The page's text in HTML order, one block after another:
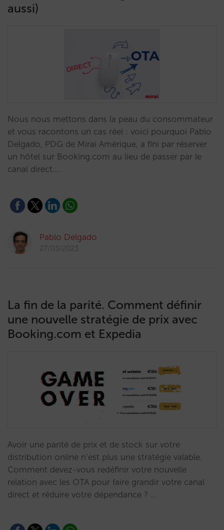
aussi)
Nous nous mettons dans la peau du consommateur
et vous racontons un cas réel : voici pourquoi Pablo
Delgado, PDG de Mirai Amérique, a fini par réserver
un hôtel sur Booking.com au lieu de passer par le
canal direct.…
Pablo Delgado
27/03/2023
La fin de la parité. Comment définir
une nouvelle stratégie de prix avec
Booking.com et Expedia
Avoir une parité de prix et de stock sur votre
distribution online n’est plus une stratégie valable.
Comment devez-vous redéfinir votre nouvelle
relation avec les OTA pour faire grandir votre canal
direct et réduire votre dépendance ? …